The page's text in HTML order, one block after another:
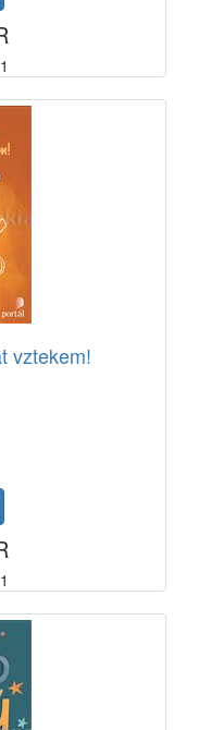
vztekem!